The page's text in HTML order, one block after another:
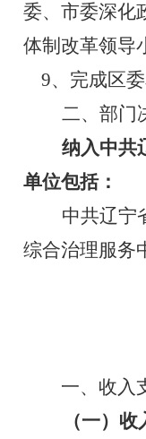
委、市委深化
体制改革领导
9、完成区
二、部门
纳入中共
单位包括：
中共辽宁
综合治理服务
一、收入
（一）